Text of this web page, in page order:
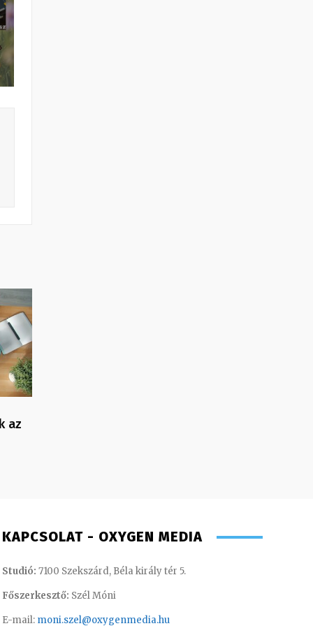
az
KAPCSOLAT - OXYGEN MEDIA
Studió: 7100 Szekszárd, Béla király tér 5.
Főszerkesztő: Szél Móni
E-mail: moni.szel@oxygenmedia.hu